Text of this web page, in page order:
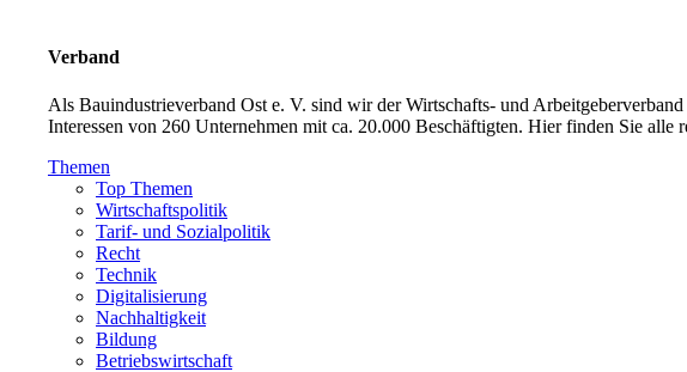
Verband
Als Bauindustrieverband Ost e. V. sind wir der Wirtschafts- und
Interessen von 260 Unternehmen mit ca. 20.000 Beschäftigten. Hier finden Sie
Themen
Top Themen
Wirtschaftspolitik
Tarif- und Sozialpolitik
Recht
Technik
Digitalisierung
Nachhaltigkeit
Bildung
Betriebswirtschaft